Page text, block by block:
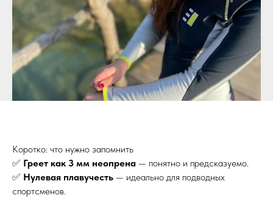
Коротко: что нужно запомнить
✅ Греет как 3 мм неопрена — понятно и предсказуемо.
✅ Нулевая плавучесть — идеально для подводных
спортсменов.